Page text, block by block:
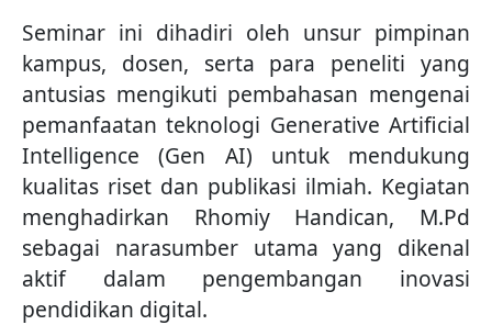
Seminar ini dihadiri oleh unsur pimpinan
kampus, dosen, serta para peneliti yang
antusias mengikuti pembahasan mengenai
pemanfaatan teknologi Generative Artificial
Intelligence (Gen AI) untuk mendukung
kualitas riset dan publikasi ilmiah. Kegiatan
menghadirkan Rhomiy Handican, M.Pd
sebagai narasumber utama yang dikenal
aktif dalam pengembangan inovasi
pendidikan digital.